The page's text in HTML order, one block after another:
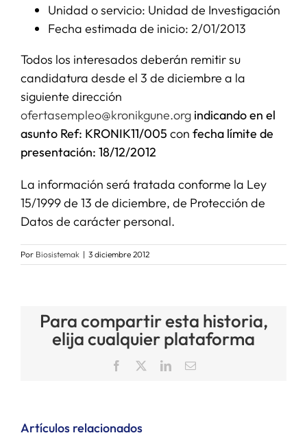
Unidad o servicio: Unidad de Investigación
Fecha estimada de inicio: 2/01/2013
Todos los interesados deberán remitir su
candidatura desde el 3 de diciembre a la
siguiente dirección
ofertasempleo@kronikgune.org indicando en el
asunto Ref: KRONIK11/005 con fecha límite de
presentación: 18/12/2012
La información será tratada conforme la Ley
15/1999 de 13 de diciembre, de Protección de
Datos de carácter personal.
Por Biosistemak | 3 diciembre 2012
Para compartir esta historia,
elija cualquier plataforma
Facebook LinkedInCorreo
Artículos relacionados